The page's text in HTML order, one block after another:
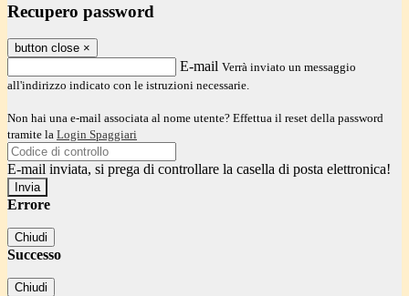
Recupero password
button close ×
E-mail Verrà inviato un messaggio
all'indirizzo indicato con le istruzioni necessarie.
Non hai una e-mail associata al nome utente? Effettua il reset della password
tramite la Login Spaggiari
E-mail inviata, si prega di controllare la casella di posta elettronica!
Errore
Chiudi
Successo
Chiudi